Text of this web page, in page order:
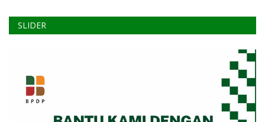
SLIDER